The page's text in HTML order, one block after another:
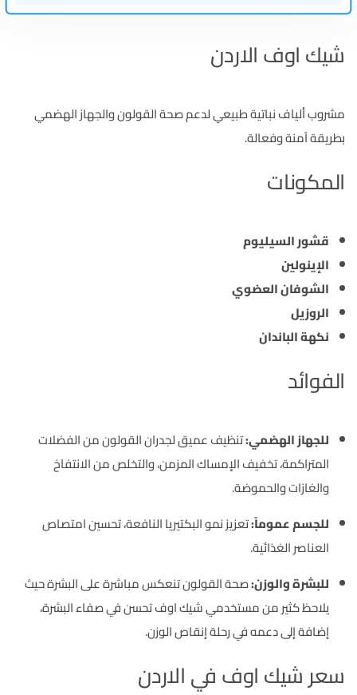
شيك اوف الاردن
مشروب ألياف نباتية طبيعي لدعم صحة القولون والجهاز الهضمي
بطريقة آمنة وفعالة.
المكونات
قشور السيليوم
الإينولين
الشوفان العضوي
الروزيل
نكهة الباندان
الفوائد
للجهاز الهضمي:تنظيف عميق لجدران القولون من الفضلات
المتراكمة، تخفيف الإمساك المزمن، والتخلص من الانتفاخ
والغازات والحموضة.
للجسم عموماً:تعزيز نمو البكتيريا النافعة، تحسين امتصاص
العناصر الغذائية.
للبشرة والوزن:صحة القولون تنعكس مباشرة على البشرة حيث
يلاحظ كثير من مستخدمي شيك اوف تحسن في صفاء البشرة،
إضافة إلى دعمه في رحلة إنقاص الوزن.
سعر شيك اوف في الاردن